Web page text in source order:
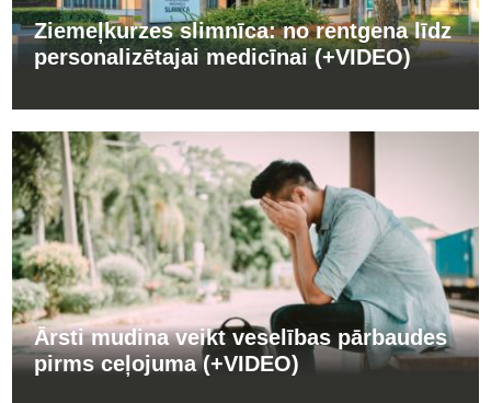
Ziemeļkurzes slimnīca: no rentgena līdz
personalizētajai medicīnai (+VIDEO)
Ārsti mudina veikt veselības pārbaudes
pirms ceļojuma (+VIDEO)